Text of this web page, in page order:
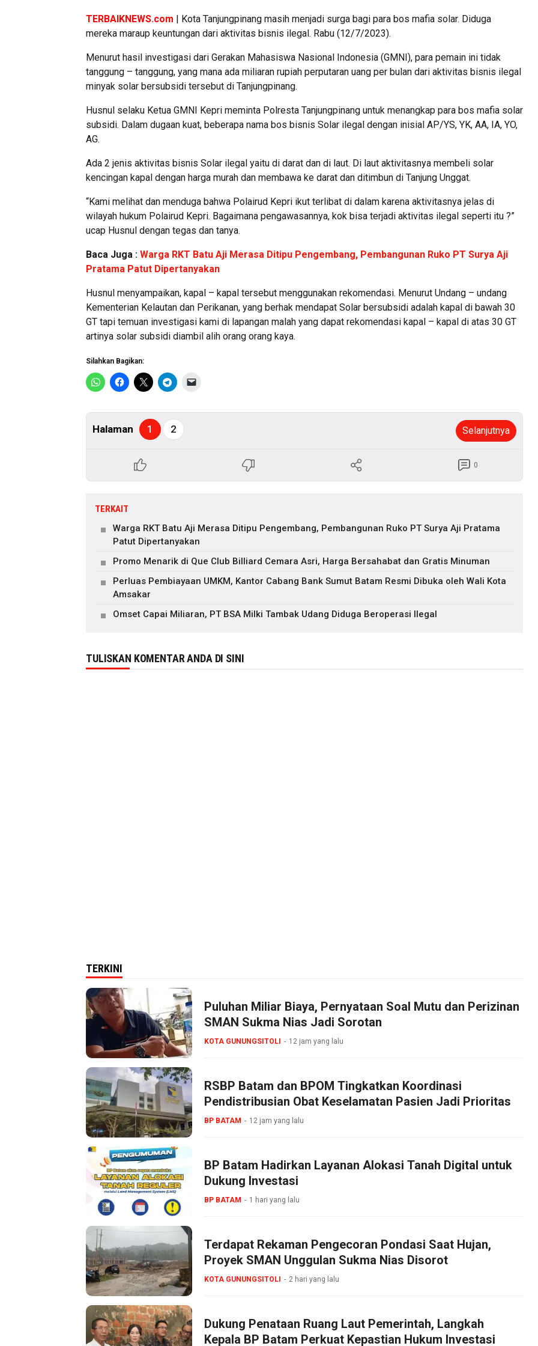
TERBAIKNEWS.com | Kota Tanjungpinang masih menjadi surga bagi para bos mafia solar. Diduga
mereka maraup keuntungan dari aktivitas bisnis ilegal. Rabu (12/7/2023).
Menurut hasil investigasi dari Gerakan Mahasiswa Nasional Indonesia (GMNI), para pemain ini tidak
tanggung – tanggung, yang mana ada miliaran rupiah perputaran uang per bulan dari aktivitas bisnis ilegal
minyak solar bersubsidi tersebut di Tanjungpinang.
Husnul selaku Ketua GMNI Kepri meminta Polresta Tanjungpinang untuk menangkap para bos mafia solar
subsidi. Dalam dugaan kuat, beberapa nama bos bisnis Solar ilegal dengan inisial AP/YS, YK, AA, IA, YO,
AG.
Ada 2 jenis aktivitas bisnis Solar ilegal yaitu di darat dan di laut. Di laut aktivitasnya membeli solar
kencingan kapal dengan harga murah dan membawa ke darat dan ditimbun di Tanjung Unggat.
“Kami melihat dan menduga bahwa Polairud Kepri ikut terlibat di dalam karena aktivitasnya jelas di
wilayah hukum Polairud Kepri. Bagaimana pengawasannya, kok bisa terjadi aktivitas ilegal seperti itu ?”
ucap Husnul dengan tegas dan tanya.
Baca Juga : Warga RKT Batu Aji Merasa Ditipu Pengembang, Pembangunan Ruko PT Surya Aji
Pratama Patut Dipertanyakan
Husnul menyampaikan, kapal – kapal tersebut menggunakan rekomendasi. Menurut Undang – undang
Kementerian Kelautan dan Perikanan, yang berhak mendapat Solar bersubsidi adalah kapal di bawah 30
GT tapi temuan investigasi kami di lapangan malah yang dapat rekomendasi kapal – kapal di atas 30 GT
artinya solar subsidi diambil alih orang orang kaya.
Silahkan Bagikan:
Halaman 1 2 Selanjutnya
0
TERKAIT
Warga RKT Batu Aji Merasa Ditipu Pengembang, Pembangunan Ruko PT Surya Aji Pratama
Patut Dipertanyakan
Promo Menarik di Que Club Billiard Cemara Asri, Harga Bersahabat dan Gratis Minuman
Perluas Pembiayaan UMKM, Kantor Cabang Bank Sumut Batam Resmi Dibuka oleh Wali Kota
Amsakar
Omset Capai Miliaran, PT BSA Milki Tambak Udang Diduga Beroperasi Ilegal
TULISKAN KOMENTAR ANDA DI SINI
TERKINI
Puluhan Miliar Biaya, Pernyataan Soal Mutu dan Perizinan
SMAN Sukma Nias Jadi Sorotan
KOTA GUNUNGSITOLI 12 jam yang lalu
RSBP Batam dan BPOM Tingkatkan Koordinasi
Pendistribusian Obat Keselamatan Pasien Jadi Prioritas
BP BATAM 12 jam yang lalu
BP Batam Hadirkan Layanan Alokasi Tanah Digital untuk
Dukung Investasi
BP BATAM 1 hari yang lalu
Terdapat Rekaman Pengecoran Pondasi Saat Hujan,
Proyek SMAN Unggulan Sukma Nias Disorot
KOTA GUNUNGSITOLI 2 hari yang lalu
Dukung Penataan Ruang Laut Pemerintah, Langkah
Kepala BP Batam Perkuat Kepastian Hukum Investasi